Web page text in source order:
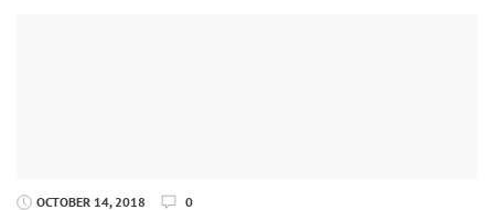
OCTOBER 14, 2018 0